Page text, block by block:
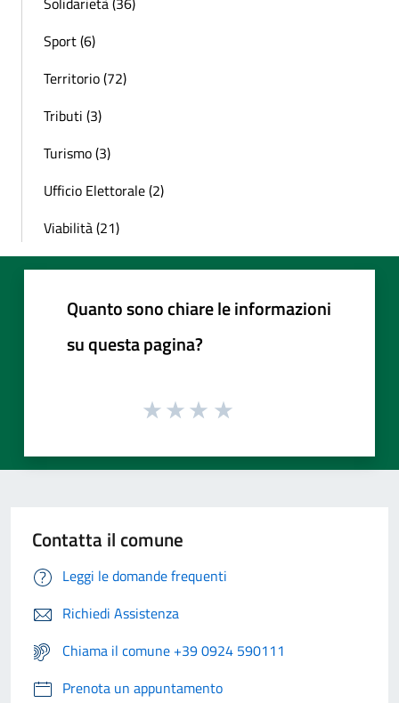
Sport (6)
Territorio (72)
Tributi (3)
Turismo (3)
Ufficio Elettorale (2)
Viabilità (21)
Quanto sono chiare le informazioni
su questa pagina?
Contatta il comune
Leggi le domande frequenti
Richiedi Assistenza
Chiama il comune +39 0924 590111
Prenota un appuntamento